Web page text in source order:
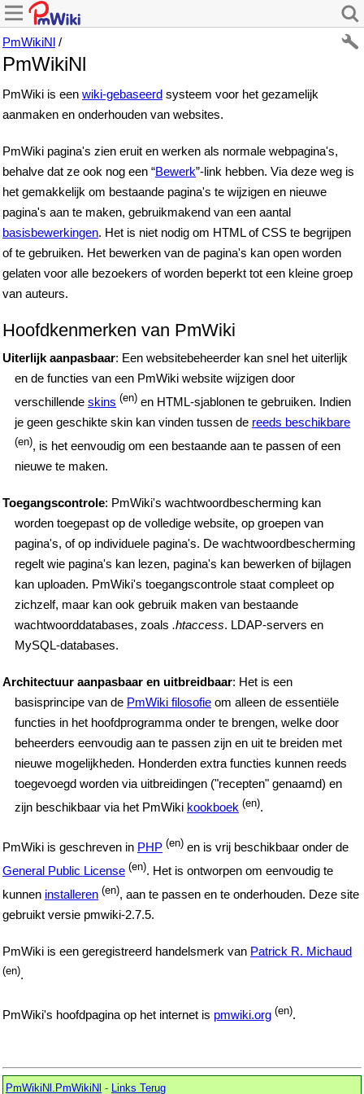
PmWikiNl /
PmWikiNl
PmWiki is een wiki-gebaseerd systeem voor het gezamelijk
aanmaken en onderhouden van websites.
PmWiki pagina's zien eruit en werken als normale webpagina's,
behalve dat ze ook nog een “Bewerk”-link hebben. Via deze weg is
het gemakkelijk om bestaande pagina's te wijzigen en nieuwe
pagina's aan te maken, gebruikmakend van een aantal
basisbewerkingen. Het is niet nodig om HTML of CSS te begrijpen
of te gebruiken. Het bewerken van de pagina's kan open worden
gelaten voor alle bezoekers of worden beperkt tot een kleine groep
van auteurs.
Hoofdkenmerken van PmWiki
Uiterlijk aanpasbaar: Een websitebeheerder kan snel het uiterlijk
en de functies van een PmWiki website wijzigen door
verschillende skins (en) en HTML-sjablonen te gebruiken. Indien
je geen geschikte skin kan vinden tussen de reeds beschikbare
(en), is het eenvoudig om een bestaande aan te passen of een
nieuwe te maken.
Toegangscontrole: PmWiki's wachtwoordbescherming kan
worden toegepast op de volledige website, op groepen van
pagina's, of op individuele pagina's. De wachtwoordbescherming
regelt wie pagina's kan lezen, pagina's kan bewerken of bijlagen
kan uploaden. PmWiki's toegangscontrole staat compleet op
zichzelf, maar kan ook gebruik maken van bestaande
wachtwoorddatabases, zoals .htaccess. LDAP-servers en
MySQL-databases.
Architectuur aanpasbaar en uitbreidbaar: Het is een
basisprincipe van de PmWiki filosofie om alleen de essentiële
functies in het hoofdprogramma onder te brengen, welke door
beheerders eenvoudig aan te passen zijn en uit te breiden met
nieuwe mogelijkheden. Honderden extra functies kunnen reeds
toegevoegd worden via uitbreidingen ("recepten" genaamd) en
zijn beschikbaar via het PmWiki kookboek (en).
PmWiki is geschreven in PHP (en) en is vrij beschikbaar onder de
General Public License (en). Het is ontworpen om eenvoudig te
kunnen installeren (en), aan te passen en te onderhouden. Deze site
gebruikt versie pmwiki-2.7.5.
PmWiki is een geregistreerd handelsmerk van Patrick R. Michaud
(en).
PmWiki's hoofdpagina op het internet is pmwiki.org (en).
PmWikiNl.PmWikiNl - Links Terug